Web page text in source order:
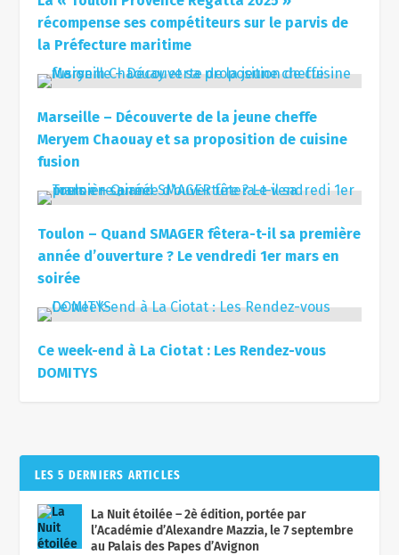
récompense ses compétiteurs sur le parvis de
la Préfecture maritime
Marseille – Découverte de la jeune cheffe
Meryem Chaouay et sa proposition de cuisine
fusion
Toulon – Quand SMAGER fêtera-t-il sa première
année d’ouverture ? Le vendredi 1er mars en
soirée
Ce week-end à La Ciotat : Les Rendez-vous
DOMITYS
LES 5 DERNIERS ARTICLES
La Nuit étoilée – 2è édition, portée par
l’Académie d’Alexandre Mazzia, le 7 septembre
au Palais des Papes d’Avignon